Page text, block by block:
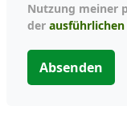
Nutzung meiner
der
Absenden